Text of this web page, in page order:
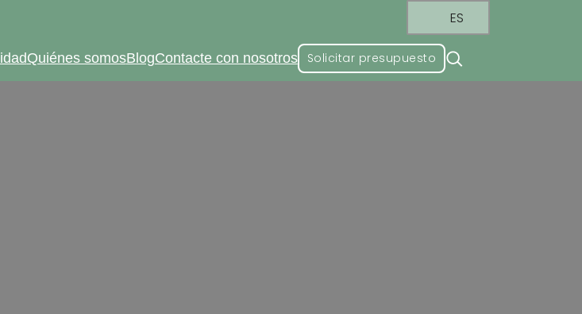
ES
Quiénes somosBlogContacte con nosotros Solicitar presupuesto